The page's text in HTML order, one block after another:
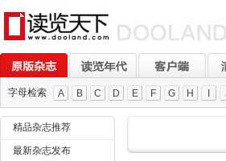
字母检索 A B C D E F G H
精品杂志推荐
最新杂志发布